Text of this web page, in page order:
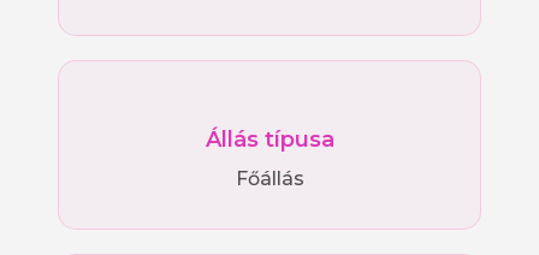
Állás típusa
Főállás